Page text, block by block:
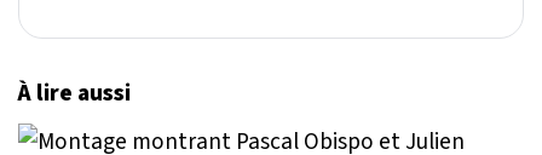
À lire aussi